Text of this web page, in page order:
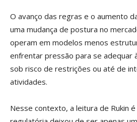
O avanço das regras e o aumento
uma mudança de postura no
operam em modelos menos
enfrentar pressão para se adequar
sob risco de restrições ou até de
atividades.
Nesse contexto, a leitura de Rukin é